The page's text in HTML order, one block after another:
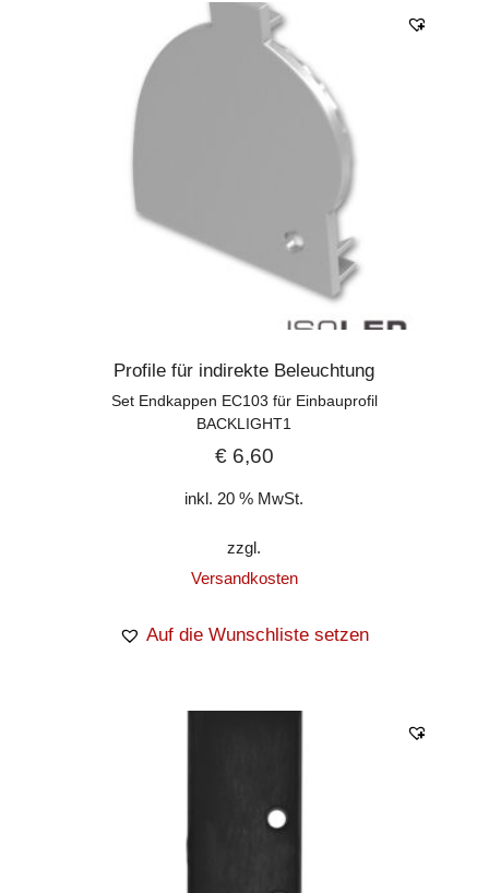
Profile für indirekte Beleuchtung
Set Endkappen EC103 für Einbauprofil
BACKLIGHT1
€6,60
inkl. 20 % MwSt.
zzgl.
Versandkosten
Auf die Wunschliste setzen